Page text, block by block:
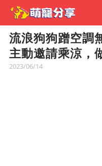
流浪狗狗蹭空調
主動邀請乘涼，
2023/06/14